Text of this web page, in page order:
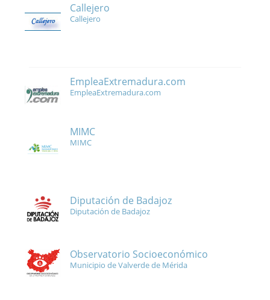
Callejero
Callejero
EmpleaExtremadura.com
EmpleaExtremadura.com
MIMC
MIMC
Diputación de Badajoz
Diputación de Badajoz
Observatorio Socioeconómico
Municipio de Valverde de Mérida